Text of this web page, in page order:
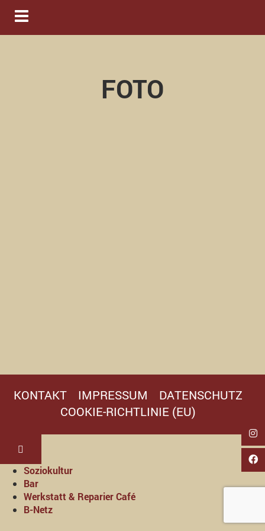
Navigation ein-/ausblenden
FOTO
KONTAKT IMPRESSUM
DATENSCHUTZ
COOKIE-RICHTLINIE (EU)
Soziokultur
Bar
Werkstatt & Reparier Café
B-Netz